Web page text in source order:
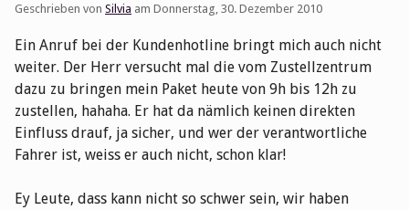
Geschrieben von Silvia am Donnerstag, 30. Dezember 2010
Ein Anruf bei der Kundenhotline bringt mich auch nicht
weiter. Der Herr versucht mal die vom Zustellzentrum
dazu zu bringen mein Paket heute von 9h bis 12h zu
zustellen, hahaha. Er hat da nämlich keinen direkten
Einfluss drauf, ja sicher, und wer der verantwortliche
Fahrer ist, weiss er auch nicht, schon klar!
Ey Leute, dass kann nicht so schwer sein, wir haben